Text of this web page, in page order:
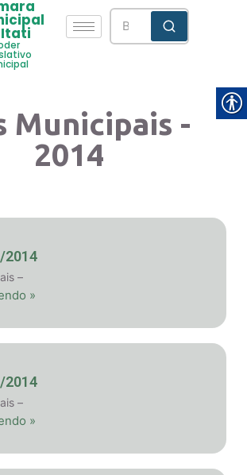
Itati
Municipais -
2014
2014
–
»
2014
–
»